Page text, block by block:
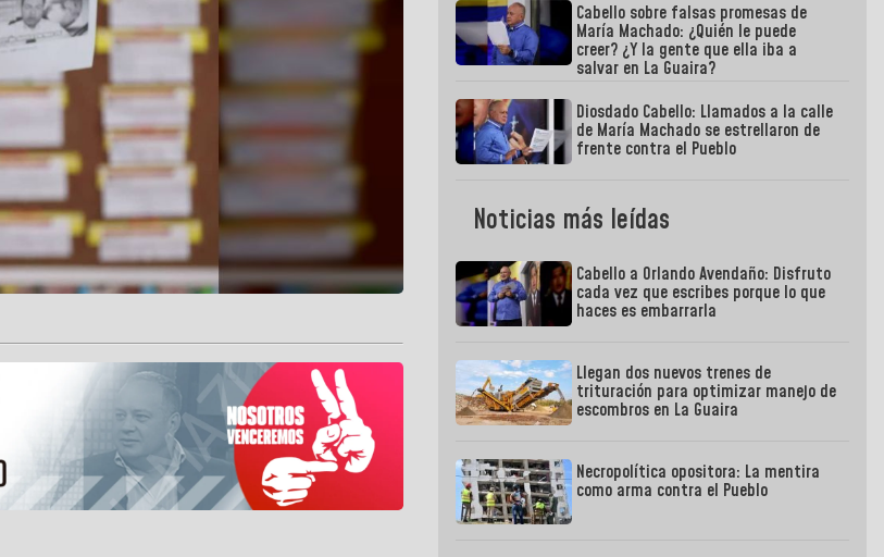
Cabello sobre falsas promesas de
María Machado: ¿Quién le puede
creer? ¿Y la gente que ella iba a
salvar en La Guaira?
Diosdado Cabello: Llamados a la calle
de María Machado se estrellaron de
frente contra el Pueblo
Noticias más leídas
Cabello a Orlando Avendaño: Disfruto
cada vez que escribes porque lo que
haces es embarrarla
Llegan dos nuevos trenes de
trituración para optimizar manejo de
escombros en La Guaira
Necropolítica opositora: La mentira
como arma contra el Pueblo